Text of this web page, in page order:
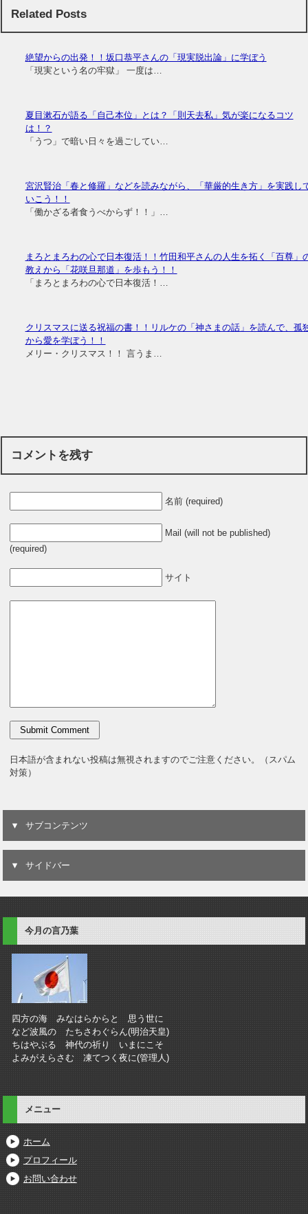
Related Posts
絶望からの出発！！坂口恭平さんの「現実脱出論」に学ぼう
「現実という名の牢獄」 一度は…
夏目漱石が語る「自己本位」とは？「則天去私」気が楽になるコツ
は！？
「うつ」で暗い日々を過ごしてい…
宮沢賢治「春と修羅」などを読みながら、「華厳的生き方」を実践し
いこう！！
「働かざる者食うべからず！！」…
まろとまろわの心で日本復活！！竹田和平さんの人生を拓く「百尊」
教えから「花咲旦那道」を歩もう！！
「まろとまろわの心で日本復活！…
クリスマスに送る祝福の書！！リルケの「神さまの話」を読んで、孤
から愛を学ぼう！！
メリー・クリスマス！！ 言うま…
コメントを残す
名前 (required)
Mail (will not be published)
(required)
サイト
日本語が含まれない投稿は無視されますのでご注意ください。（スパム
対策）
サブコンテンツ
サイドバー
今月の言乃葉
四方の海 みなはらからと 思う世に
など波風の たちさわぐらん(明治天皇)
ちはやぶる 神代の祈り いまにこそ
よみがえらさむ 凍てつく夜に(管理人)
メニュー
ホーム
プロフィール
お問い合わせ